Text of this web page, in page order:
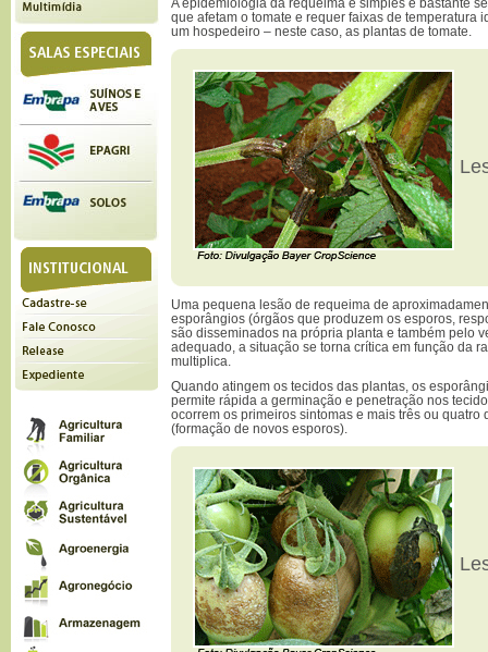
que afetam o tomate e requer faixas de temperatura
um hospedeiro – neste caso, as plantas de tomate.
Uma pequena lesão de requeima de
esporângios (órgãos que produzem os esporos,
são disseminados na própria planta e também pelo
adequado, a situação se torna crítica em função da
multiplica.
Quando atingem os tecidos das plantas, os
permite rápida a germinação e penetração nos
ocorrem os primeiros sintomas e mais três ou quatro
(formação de novos esporos).